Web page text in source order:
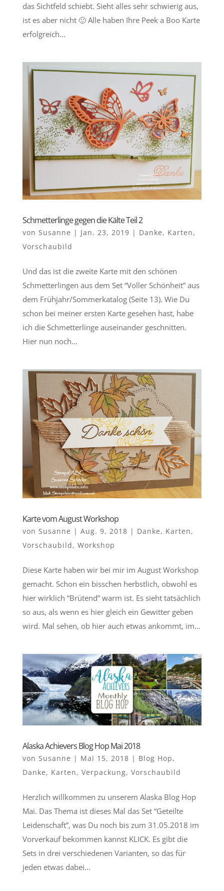
das Sichtfeld schiebt. Sieht alles sehr schwierig aus,
ist es aber nicht 🙂 Alle haben Ihre Peek a Boo Karte
erfolgreich...
Schmetterlinge gegen die Kälte Teil 2
von Susanne | Jan. 23, 2019 | Danke, Karten,
Vorschaubild
Und das ist die zweite Karte mit den schönen
Schmetterlingen aus dem Set “Voller Schönheit” aus
dem Frühjahr/Sommerkatalog (Seite 13). Wie Du
schon bei meiner ersten Karte gesehen hast, habe
ich die Schmetterlinge auseinander geschnitten.
Hier nun noch...
Karte vom August Workshop
von Susanne | Aug. 9, 2018 | Danke, Karten,
Vorschaubild, Workshop
Diese Karte haben wir bei mir im August Workshop
gemacht. Schon ein bisschen herbstlich, obwohl es
hier wirklich “Brütend” warm ist. Es sieht tatsächlich
so aus, als wenn es hier gleich ein Gewitter geben
wird. Mal sehen, ob hier auch etwas ankommt, im...
Alaska Achievers Blog Hop Mai 2018
von Susanne | Mai 15, 2018 | Blog Hop,
Danke, Karten, Verpackung, Vorschaubild
Herzlich willkommen zu unserem Alaska Blog Hop
Mai. Das Thema ist dieses Mal das Set “Geteilte
Leidenschaft”, was Du noch bis zum 31.05.2018 im
Vorverkauf bekommen kannst KLICK. Es gibt die
Sets in drei verschiedenen Varianten, so das für
jeden etwas dabei...